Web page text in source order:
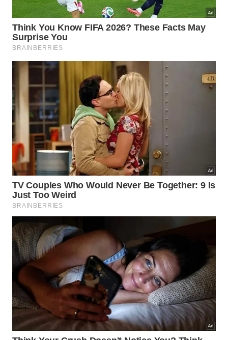
Como consertar o piso que estufou
sem demolir tudo?
Se as peças estufaram mas não quebraram, é
reassentá-las na mesma posição. Esse reparo
localizado resolve o problema sem a necessidade
de trocar toda a cerâmica. O procedimento envolve
remover as peças soltas usando uma espátula,
preservando-as para reaproveitamento. Em seguida,
é preciso raspar toda a argamassa antiga do
contrapiso e verificar se há umidade ou
irregularidades na base.